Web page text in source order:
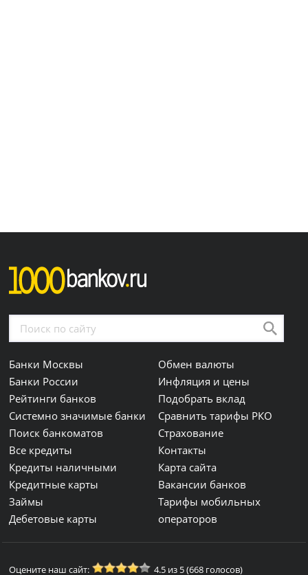
Банки Москвы
Банки России
Рейтинги банков
Системно значимые банки
Поиск банкоматов
Все кредиты
Кредиты наличными
Кредитные карты
Займы
Дебетовые карты
Обмен валюты
Инфляция и цены
Подобрать вклад
Сравнить тарифы РКО
Страхование
Контакты
Карта сайта
Вакансии банков
Тарифы мобильных
операторов
Оцените наш сайт: 4.5 из 5 (668 голосов)